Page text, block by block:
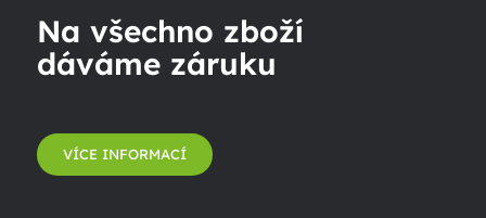
Na všechno zboží
dáváme záruku
VÍCE INFORMACÍ